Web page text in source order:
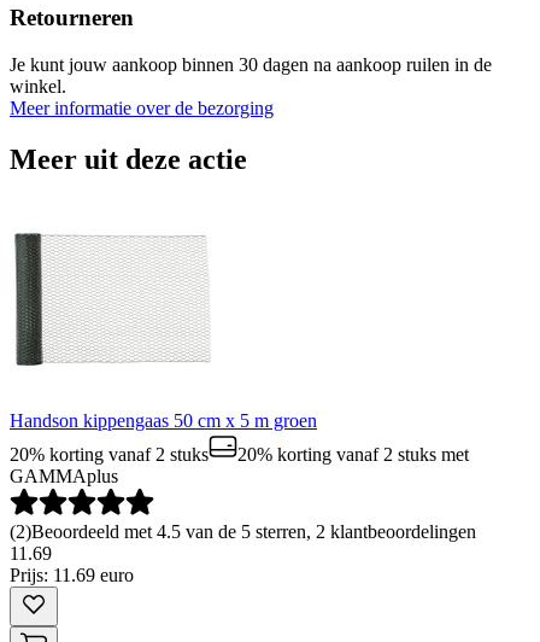
Retourneren
Je kunt jouw aankoop binnen 30 dagen na aankoop ruilen in de
winkel.
Meer informatie over de bezorging
Meer uit deze actie
Handson kippengaas 50 cm x 5 m groen
20% korting vanaf 2 stuks
20% korting vanaf 2 stuks met
GAMMAplus
(2)Beoordeeld met 4.5 van de 5 sterren, 2 klantbeoordelingen
11 .69
Prijs: 11.69 euro